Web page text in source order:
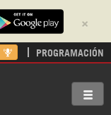
×
PROGRAMACIÓN